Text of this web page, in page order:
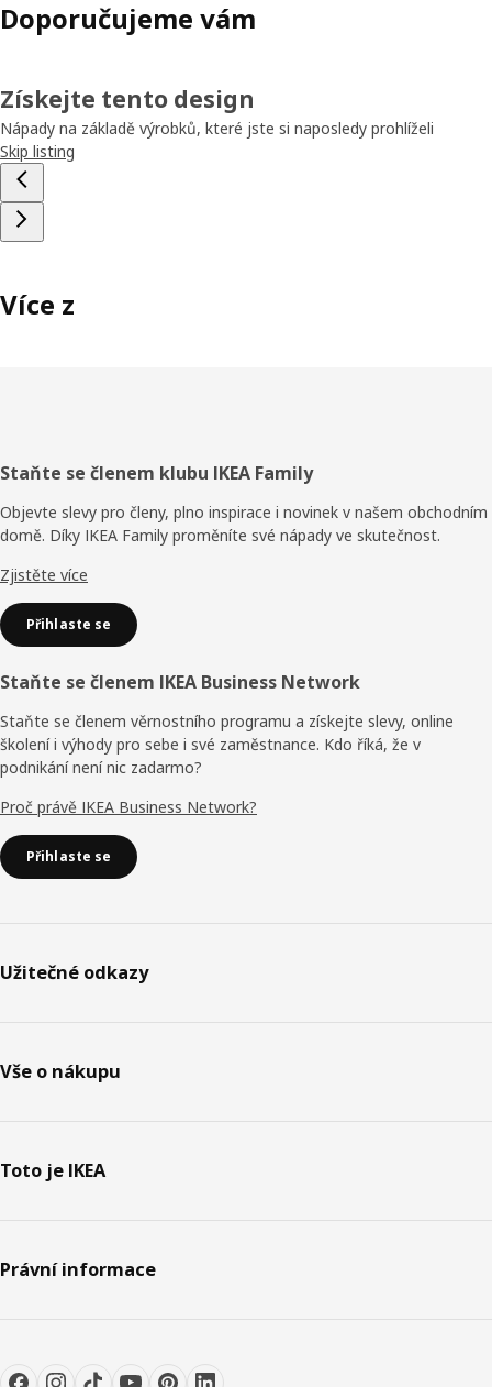
Doporučujeme vám
Získejte tento design
Nápady na základě výrobků, které jste si naposledy prohlíželi
Skip listing
Více z
Zápatí
Staňte se členem klubu IKEA Family
Objevte slevy pro členy, plno inspirace i novinek v našem obchodním
domě. Díky IKEA Family proměníte své nápady ve skutečnost.
Zjistěte více
Přihlaste se
Staňte se členem IKEA Business Network
Staňte se členem věrnostního programu a získejte slevy, online
školení i výhody pro sebe i své zaměstnance. Kdo říká, že v
podnikání není nic zadarmo?
Proč právě IKEA Business Network?
Přihlaste se
Užitečné odkazy
Vše o nákupu
Toto je IKEA
Právní informace